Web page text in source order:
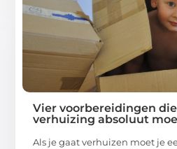
Vier voorbereidingen
verhuizing absoluut
Als je gaat verhuizen moet je